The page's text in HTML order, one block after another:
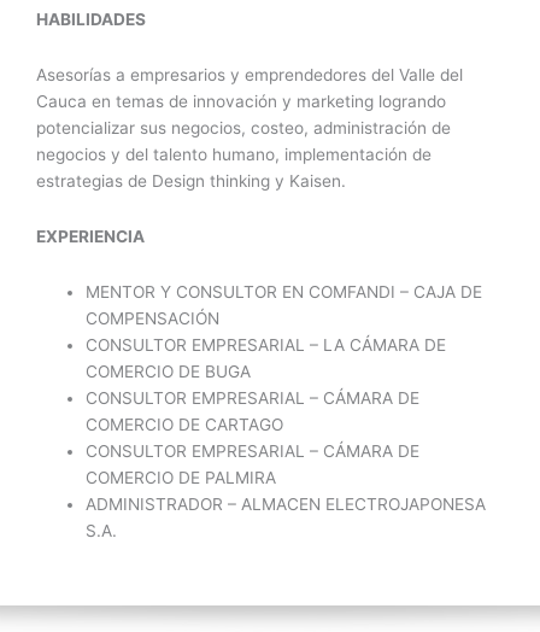
HABILIDADES
Asesorías a empresarios y emprendedores del Valle del
Cauca en temas de innovación y marketing logrando
potencializar sus negocios, costeo, administración de
negocios y del talento humano, implementación de
estrategias de Design thinking y Kaisen.
EXPERIENCIA
MENTOR Y CONSULTOR EN COMFANDI – CAJA DE
COMPENSACIÓN
CONSULTOR EMPRESARIAL – LA CÁMARA DE
COMERCIO DE BUGA
CONSULTOR EMPRESARIAL – CÁMARA DE
COMERCIO DE CARTAGO
CONSULTOR EMPRESARIAL – CÁMARA DE
COMERCIO DE PALMIRA
ADMINISTRADOR – ALMACEN ELECTROJAPONESA
S.A.